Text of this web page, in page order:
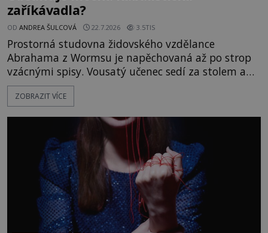
zaříkávadla?
OD ANDREA ŠULCOVÁ 22.7.2026 3.5TIS
Prostorná studovna židovského vzdělance
Abrahama z Wormsu je napěchovaná až po strop
vzácnými spisy. Vousatý učenec sedí za stolem a
před sebou má rozložený jeden z nejzáhadnějších
magických textů. Jde o Abramelinův grimoár, který
kouzla, jak si někteří myslí, nebo jde o pouhou
pověru? Už šest měsíců pobývá
ZOBRAZIT VÍCE